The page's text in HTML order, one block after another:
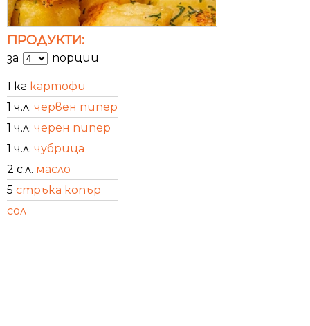
ПРОДУКТИ:
за порции
1 кг картофи
1 ч.л. червен пипер
1 ч.л. черен пипер
1 ч.л. чубрица
2 с.л. масло
5 стръка копър
сол